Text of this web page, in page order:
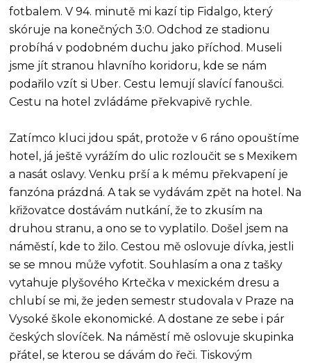
fotbalem. V 94. minutě mi kazí tip Fidalgo, který
skóruje na konečných 3:0. Odchod ze stadionu
probíhá v podobném duchu jako příchod. Museli
jsme jít stranou hlavního koridoru, kde se nám
podařilo vzít si Uber. Cestu lemují slavící fanoušci.
Cestu na hotel zvládáme překvapivě rychle.
Zatímco kluci jdou spát, protože v 6 ráno opouštíme
hotel, já ještě vyrážím do ulic rozloučit se s Mexikem
a nasát oslavy. Venku prší a k mému překvapení je
fanzóna prázdná. A tak se vydávám zpět na hotel. Na
křižovatce dostávám nutkání, že to zkusím na
druhou stranu, a ono se to vyplatilo. Došel jsem na
náměstí, kde to žilo. Cestou mě oslovuje dívka, jestli
se se mnou může vyfotit. Souhlasím a ona z tašky
vytahuje plyšového Krtečka v mexickém dresu a
chlubí se mi, že jeden semestr studovala v Praze na
Vysoké škole ekonomické. A dostane ze sebe i pár
českých slovíček. Na náměstí mě oslovuje skupinka
přátel, se kterou se dávám do řeči. Tiskovým